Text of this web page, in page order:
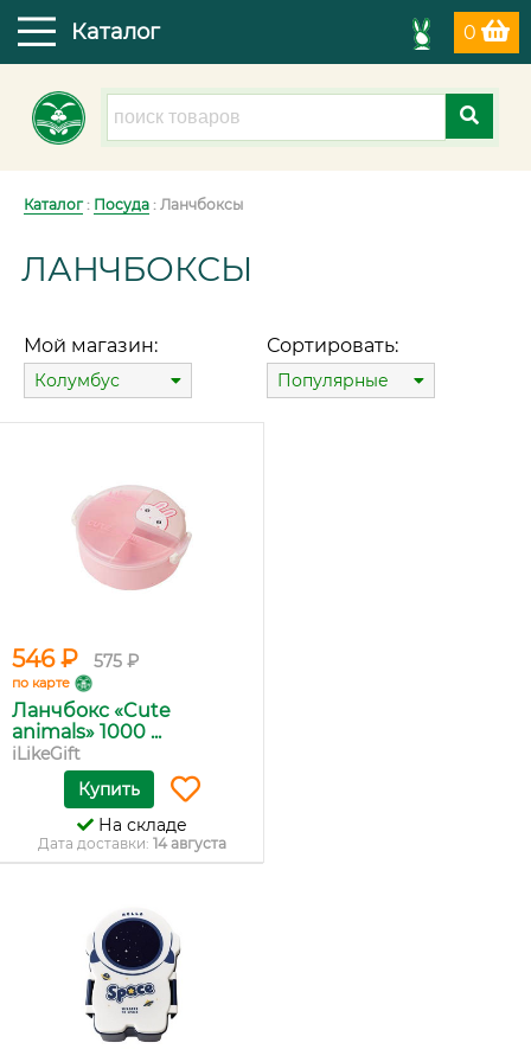
0
Каталог
Каталог: Посуда : Ланчбоксы
ЛАНЧБОКСЫ
Мой магазин:
Колумбус
Сортировать:
Популярные
546 ₽ 575 ₽
по карте
Ланчбокс «Cute
animals» 1000 ...
iLikeGift
Купить
На складе
Дата доставки: 14 августа